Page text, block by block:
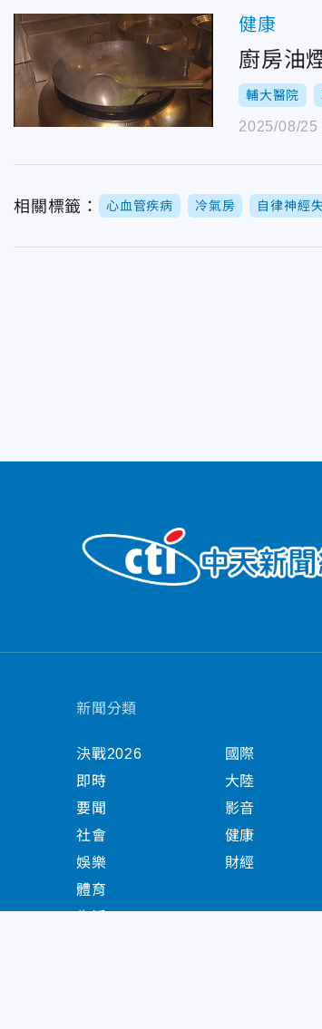
健康
廚房油
輔大醫院
2025/08/25
相關標籤： 心血管疾病 冷氣房 自律神經
新聞分類
決戰2026
即時
要聞
社會
娛樂
體育
國際
大陸
影音
健康
財經